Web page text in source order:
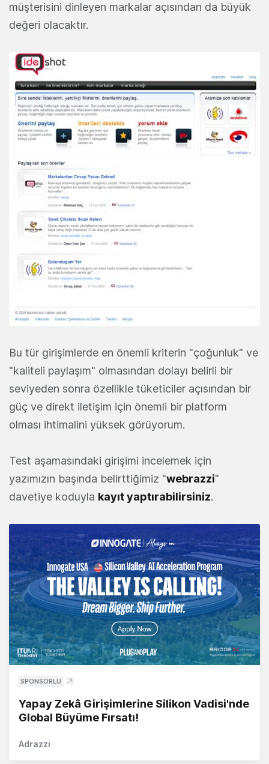
müşterisini dinleyen markalar açısından da büyük
değeri olacaktır.
Bu tür girişimlerde en önemli kriterin "çoğunluk" ve
"kaliteli paylaşım" olmasından dolayı belirli bir
seviyeden sonra özellikle tüketiciler açısından bir
güç ve direkt iletişim için önemli bir platform
olması ihtimalini yüksek görüyorum.
Test aşamasındaki girişimi incelemek için
yazımızın başında belirttiğimiz "webrazzi"
davetiye koduyla kayıt yaptırabilirsiniz.
SPONSORLU
Yapay Zekâ Girişimlerine Silikon Vadisi'nde
Global Büyüme Fırsatı!
Adrazzi